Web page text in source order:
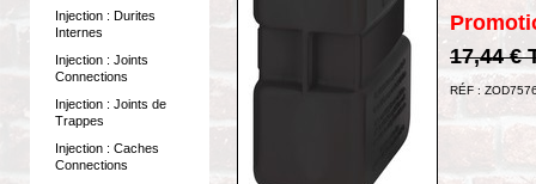
Injection : Durites
Internes
Injection : Joints
Connections
Injection : Joints de
Trappes
Injection : Caches
Connections
17,44 €
RÉF :